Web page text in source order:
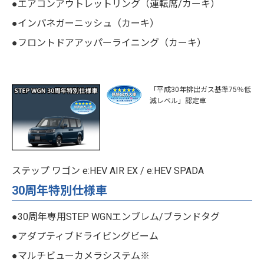
●エアコンアウトレットリング（運転席/カーキ）
●インパネガーニッシュ（カーキ）
●フロントドアアッパーライニング（カーキ）
「平成30年排出ガス基準75％低
減レベル」認定車
ステップ ワゴン e:HEV AIR EX / e:HEV SPADA
30周年特別仕様車
●30周年専用STEP WGNエンブレム/ブランドタグ
●アダプティブドライビングビーム
●マルチビューカメラシステム※